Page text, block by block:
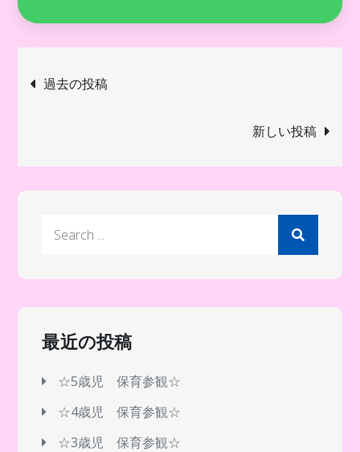
投
ナ
ゲ
ー
シ
ョ
ン
過去の投稿
新しい投稿
最近の投稿
☆5歳児 保育参観☆
☆4歳児 保育参観☆
☆3歳児 保育参観☆